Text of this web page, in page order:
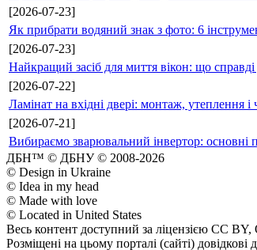
[2026-07-23]
Як прибрати водяний знак з фото: 6
[2026-07-23]
Найкращий засіб для миття вікон: що справді
[2026-07-22]
Ламінат на вхідні двері: монтаж, утеплення
[2026-07-21]
Вибираємо зварювальний інвертор: основні
ДБН™ © ДБНУ © 2008-2026
© Design in Ukraine
© Idea in my head
© Made with love
© Located in United States
Весь контент доступний за ліцензією CC BY,
Розміщені на цьому порталі (сайті)